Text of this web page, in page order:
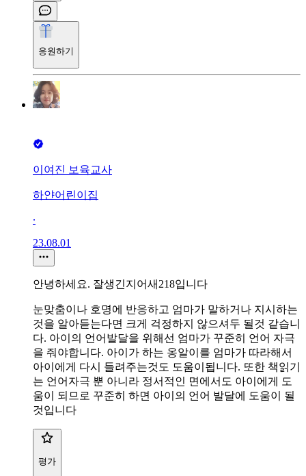
응원하기
이여진 보육교사
하얀어린이집
∙
23.08.01
안녕하세요. 잘생긴지어새218입니다
눈맞춤이나 호명에 반응하고 엄마가 말하거나 지시하는
것을 알아듣는다면 크게 걱정하지 않으셔두 될것 같습니
다. 아이의 언어발달을 위해선 엄마가 꾸준히 언어 자극
을 줘야합니다. 아이가 하는 옹알이를 엄마가 따라해서
아이에게 다시 들려주는것도 도움이됩니다. 또한 책읽기
는 언어자극 뿐 아니라 정서적인 면에서도 아이에게 도
움이 되므로 꾸준히 하면 아이의 언어 발달에 도움이 될
것입니다
평가